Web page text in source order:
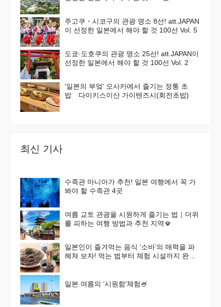
주고쿠・시코구의 관광 명소 8선! att.JAPAN
이 선정한 일본에서 해야 할 것 100선 Vol. 5
도쿄·도호쿠의 관광 명소 25선! att.JAPAN이
선정한 일본에서 해야 할 것 100선 Vol. 2
'일본의 부엌' 오사카에서 즐기는 정통 초
밥 다이키스이산 가이텐즈시(회전초밥)
최신 기사
수족관 마니아가 추천! 일본 여행에서 꼭 가
봐야 할 수족관 4곳
여름 교토 관광을 시원하게 즐기는 법｜더위
를 피하는 여행 방법과 추천 지역🪭
일본인이 즐겨먹는 음식 ‘소바’의 매력을 파
헤쳐 보자! 먹는 법부터 체험 시설까지 완벽
일본 여름의 ‘시원함’체험🍧